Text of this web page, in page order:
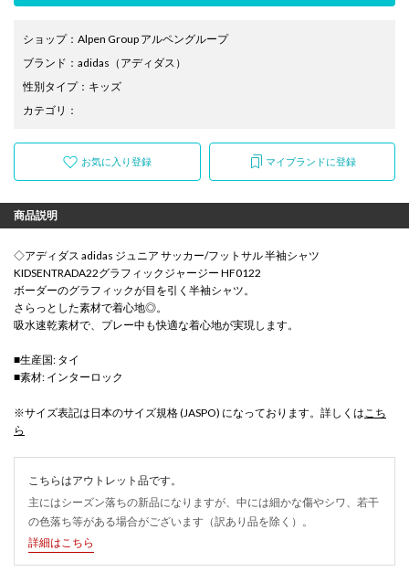
ショップ： Alpen Group アルペングループ
ブランド ： adidas （アディダス）
性別タイプ： キッズ
カテゴリ ：
お気に入り登録 マイブランドに登録
商品説明
◇アディダス adidas ジュニア サッカー/フットサル 半袖シャツ
KIDSENTRADA22グラフィックジャージー HF0122
ボーダーのグラフィックが目を引く半袖シャツ。
さらっとした素材で着心地◎。
吸水速乾素材で、プレー中も快適な着心地が実現します。
■生産国: タイ
■素材: インターロック
※サイズ表記は日本のサイズ規格 (JASPO) になっております。詳しくは こち
ら
こちらはアウトレット品です。
主にはシーズン落ちの新品になりますが、中には細かな傷やシワ、若干
の色落ち等がある場合がございます（訳あり品を除く）。
詳細はこちら